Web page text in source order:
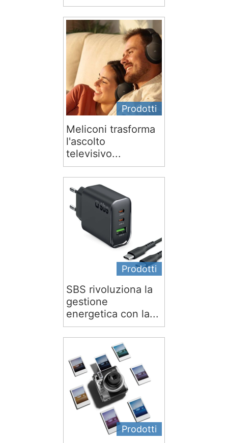
Prodotti
Meliconi trasforma
l'ascolto
televisivo...
Prodotti
SBS rivoluziona la
gestione
energetica con la...
Prodotti